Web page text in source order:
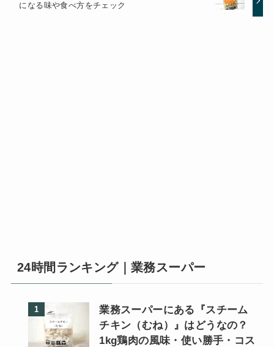
になる味や食べ方をチェック
24時間ランキング｜業務スーパー
業務スーパーにある『スチーム
チキン（むね）』はどうなの？
1kg鶏肉の風味・使い勝手・コス